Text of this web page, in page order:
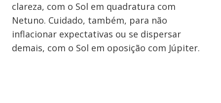
clareza, com o Sol em quadratura com
Netuno. Cuidado, também, para não
inflacionar expectativas ou se dispersar
demais, com o Sol em oposição com Júpiter.